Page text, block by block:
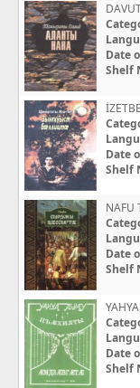
Date
Shelf
Date
Shelf
NAFU
Date
Shelf
Date
Shelf